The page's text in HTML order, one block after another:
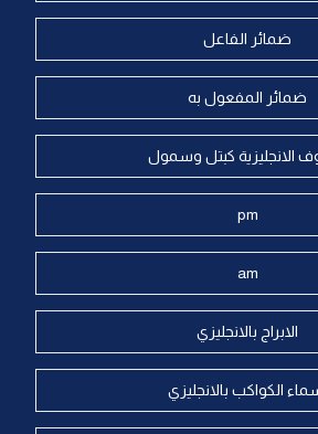
ضمائر الفاعل
ضمائر المفعول به
الانجليزية كبتل وسمول
pm
am
الابراج بالانجليزي
الكواكب بالانجليزي